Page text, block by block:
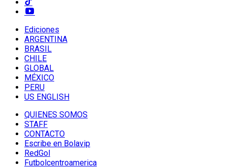
Ediciones
ARGENTINA
BRASIL
CHILE
GLOBAL
MÉXICO
PERU
US ENGLISH
QUIENES SOMOS
STAFF
CONTACTO
Escribe en Bolavip
RedGol
Futbolcentroamerica